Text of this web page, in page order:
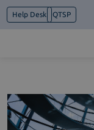
Help Desk QTSP
Cosa facciamo
Piattaforme